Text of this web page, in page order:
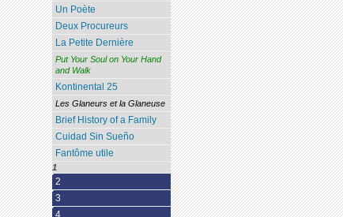
Un Poète
Deux Procureurs
La Petite Dernière
Put Your Soul on Your Hand
and Walk
Kontinental 25
Les Glaneurs et la Glaneuse
Brief History of a Family
Cuidad Sin Sueño
Fantôme utile
1
2
3